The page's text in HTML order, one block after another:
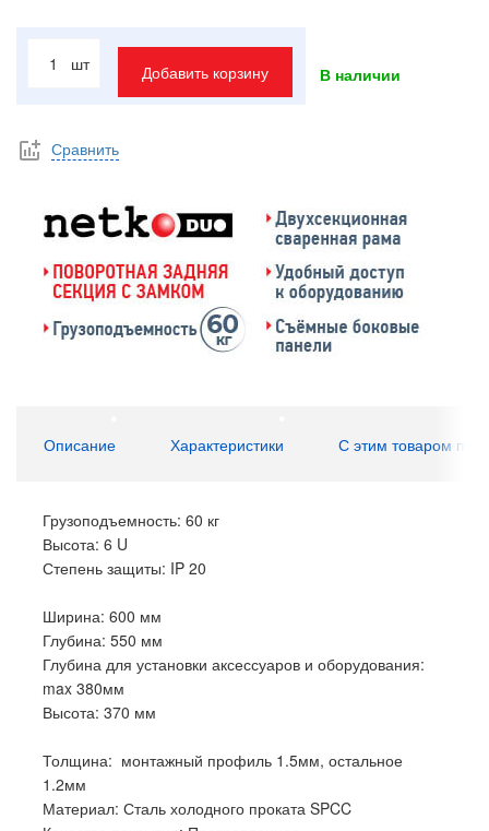
шт Добавить корзину В наличии
Сравнить
Описание Характеристики С этим товаром
Грузоподъемность: 60 кг
Высота: 6 U
Степень защиты: IP 20
Ширина: 600 мм
Глубина: 550 мм
Глубина для установки аксессуаров и оборудования:
max 380мм
Высота: 370 мм
Толщина: монтажный профиль 1.5мм, остальное
1.2мм
Материал: Сталь холодного проката SPCC